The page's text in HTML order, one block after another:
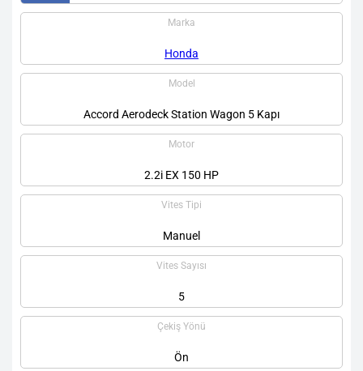
Marka
Honda
Model
Accord Aerodeck Station Wagon 5 Kapı
Motor
2.2i EX 150 HP
Vites Tipi
Manuel
Vites Sayısı
5
Çekiş Yönü
Ön